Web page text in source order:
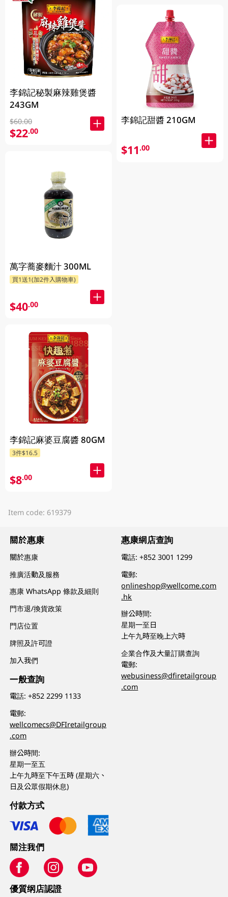
李錦記秘製麻辣雞煲醬
243GM
$60.00
$22.00
萬字蕎麥麵汁 300ML
買1送1(加2件入購物車)
$40.00
李錦記麻婆豆腐醬 80GM
3件$16.5
$8.00
李錦記甜醬 210GM
$11.00
Item code: 619379
關於惠康
關於惠康
推廣活動及服務
惠康 WhatsApp 條款及細則
門市退/換貨政策
門店位置
牌照及許可證
加入我們
一般查詢
電話:+852 2299 1133
電郵:
wellcomecs@DFIretailgroup
.com
辦公時間:
星期一至五
上午九時至下午五時 (星期六、
日及公眾假期休息)
惠康網店查詢
電話:+852 3001 1299
電郵:
onlineshop@wellcome.com
.hk
辦公時間:
星期一至日
上午九時至晚上六時
企業合作及大量訂購查詢
電郵:
webusiness@dfiretailgroup
.com
付款方式
關注我們
優質纲店認證